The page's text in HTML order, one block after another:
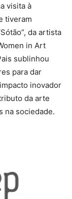
visita à
tiveram
da artista
in Art
sublinhou
para dar
inovador
da arte
na sociedade.